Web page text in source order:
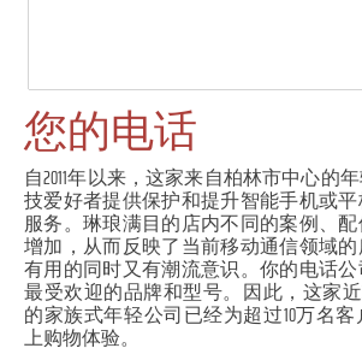
您的电话
自2011年以来，这家来自柏林市中心的
技爱好者提供保护和提升智能手机或
服务。琳琅满目的店内不同的案例、
增加，从而反映了当前移动通信领域的
有用的同时又有潮流意识。你的电话
最受欢迎的品牌和型号。因此，这家
的家族式年轻公司已经为超过10万名
上购物体验。